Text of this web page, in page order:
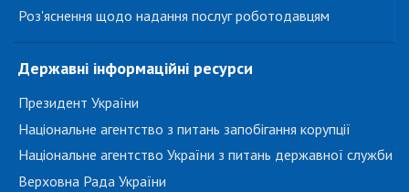
Роз'яснення щодо надання послуг роботодавцям
Державні інформаційні ресурси
Президент України
Національне агентство з питань запобігання корупції
Національне агентство України з питань державної служби
Верховна Рада України